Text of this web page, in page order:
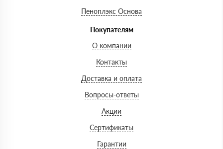
Пеноплэкс Основа
Покупателям
О компании
Контакты
Доставка и оплата
Вопросы-ответы
Акции
Сертификаты
Гарантии